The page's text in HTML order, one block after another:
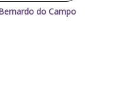
do Campo